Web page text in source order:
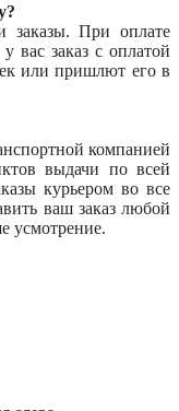
При оплате
вас заказ с оплатой
или пришлют его в
компанией
выдачи по всей
курьером во все
ваш заказ любой
усмотрение.